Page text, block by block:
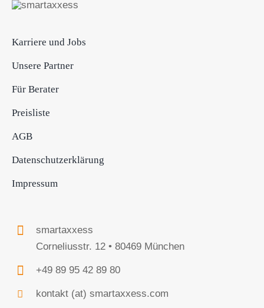
Karriere und Jobs
Unsere Partner
Für Berater
Preisliste
AGB
Datenschutzerklärung
Impressum
smartaxxess
Corneliusstr. 12 • 80469 München
+49 89 95 42 89 80
kontakt (at) smartaxxess.com